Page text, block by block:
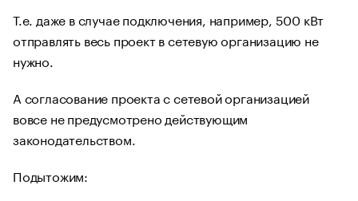
Т.е. даже в случае подключения, например, 500 кВт
отправлять весь проект в сетевую организацию не
нужно.
А согласование проекта с сетевой организацией
вовсе не предусмотрено действующим
законодательством.
Подытожим: